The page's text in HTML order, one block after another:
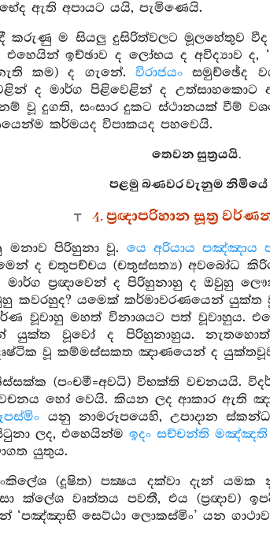
ඇති අපායට යයි, පැමිණෙයි.
කරුණු ම සියලු දුසිරිත්වලට මූලහේතුව
එහෙයින් ඉච්ඡාව ද ලෝභය ද අවිද්‍යාව ද,
කම) ද ගැනේ. විරාජයංසමුච්ඡේද
ද මාර්ග පිළිවෙළින් ද උත්සාහකොට
වූ දුගති, සංසාර දුකට ස්ථානයක් වීම්
කර්මයද විපාකයද පහවෙයි.
තෙවන සුත්‍රයයි.
පළමු බණවර වැනුම නිමියේ
4. ප්‍රඥාපරිහාන සූත්‍ර
පිරිහුනා වූ. යෙ අරියාය පඤ්ඤාය
ද චතුපච්චය (චතුස්සත්‍ය) අවබෝධ
ද මාර්ග ප්‍රඥාවෙන් ද පිරිහුනාහු ද
කවරහුද? යමෙක් කර්මාවරණයෙන් යුක්ත
වූවාහු මහත් විනාශයට පත් වූවාහුය.
යුක්ත වූවෝ ද පිරිහුනාහුය.
වූ කම්මස්සකත ඤාණයෙන් ද
(පංචමී=අවධි) විභක්ති වචනයයි.
හෝ වෙයි. කියන ලද ආකාර ඇති
යනු නාමරූපයෙහි, උපාදාන
ලද, එහෙයින්ම ඉදං සච්චන්ති මඤ්ඤති
යුතුය.
(දූෂිත) පක්‍ෂය දක්වා දැන් යමක
ක්ලේශ වෘත්තය පවතී, එය (ප්‍රඥාව)
‘පඤ්ඤාභි සෙට්ඨා ලොකස්මිං’ යන ගාථාව